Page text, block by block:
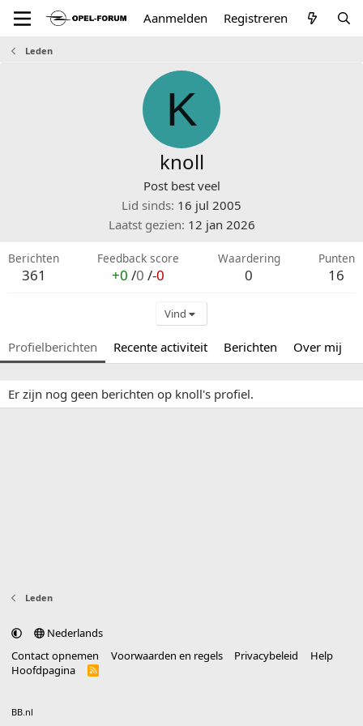
Aanmelden Registreren
Leden
K
knoll
Post best veel
Lid sinds 16 jul 2005
Laatst gezien 12 jan 2026
Berichten
361
Feedback score
+0 /0 /-0
Waardering
0
Punten
16
Vind
Profielberichten Recente activiteit Berichten Over mij
Er zijn nog geen berichten op knoll's profiel.
Leden
Nederlands
Contact opnemen
Voorwaarden en regels Privacybeleid
Help
Hoofdpagina
R
BB.nl